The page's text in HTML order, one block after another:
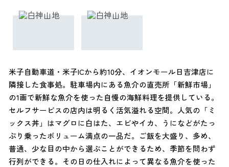
米子自動車道・米子ICから約10分、イオンモール日吉津店に
隣接した食事処。駐車場内にある魚介の直売所「新鮮市場」
の1画で新鮮な魚介を使った自慢の海鮮料理を提供している。
セルフサービスの店内は明るく活気溢れる空間。人気の「ミ
ックス丼」はマグロに白はた、エビやイカ、うになどがたっ
ぷり乗ったボリューム満点の一品だ。ご飯を大盛り、多め、
普通、少な目の中から選ぶことができるため、季節を問わず
行列ができる。その日の仕入れによって異なる魚介を使った